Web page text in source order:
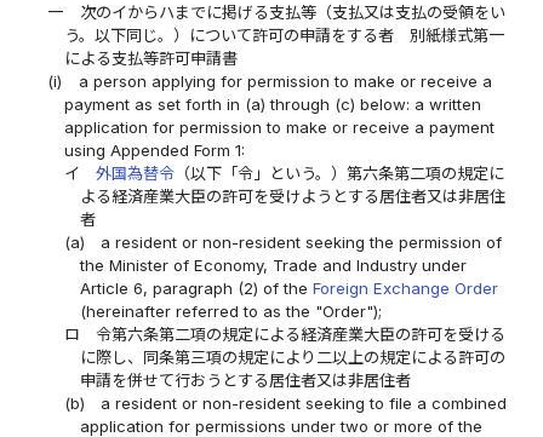
一
次のイからハまでに掲げる支払等（支払又は支払の受領をい
う。以下同じ。）について許可の申請をする者 別紙様式第一
による支払等許可申請書
(i)
a person applying for permission to make or receive a
payment as set forth in (a) through (c) below: a written
application for permission to make or receive a payment
using Appended Form 1:
イ
外国為替令（以下「令」という。）第六条第二項の規定に
よる経済産業大臣の許可を受けようとする居住者又は非居住
者
(a)
a resident or non-resident seeking the permission of
the Minister of Economy, Trade and Industry under
Article 6, paragraph (2) of the Foreign Exchange Order
(hereinafter referred to as the "Order");
ロ
令第六条第二項の規定による経済産業大臣の許可を受ける
に際し、同条第三項の規定により二以上の規定による許可の
申請を併せて行おうとする居住者又は非居住者
(b)
a resident or non-resident seeking to file a combined
application for permissions under two or more of the